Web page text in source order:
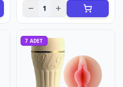
1
7 ADET